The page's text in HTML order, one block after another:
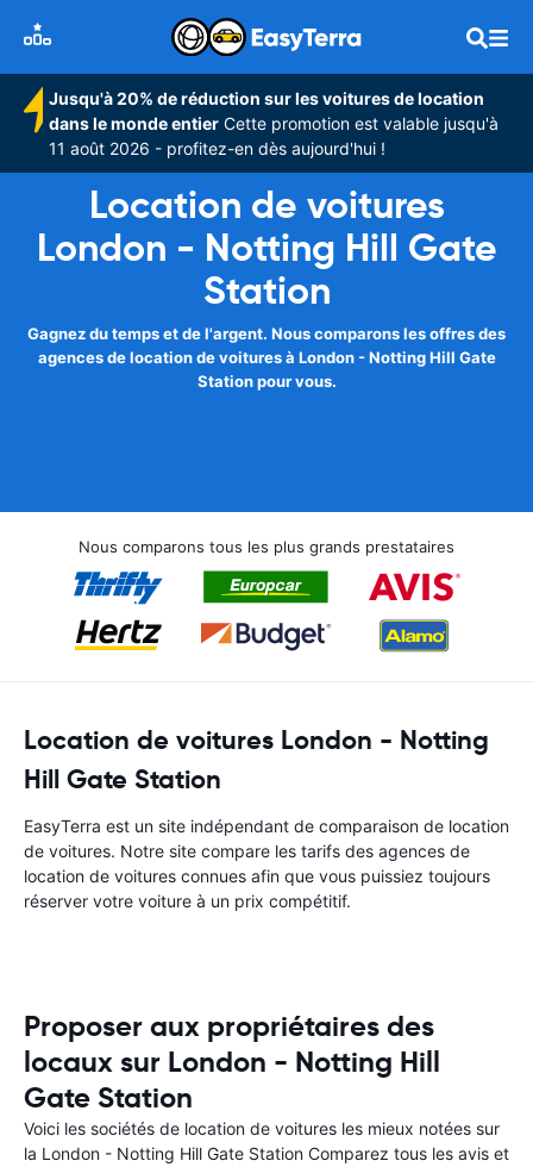
Jusqu'à 20% de réduction sur les voitures de location
dans le monde entier Cette promotion est valable jusqu'à
11 août 2026 - profitez-en dès aujourd'hui !
Location de voitures
London - Notting Hill Gate
Station
Gagnez du temps et de l'argent. Nous comparons les offres des
agences de location de voitures à London - Notting Hill Gate
Station pour vous.
Nous comparons tous les plus grands prestataires
Location de voitures London - Notting
Hill Gate Station
EasyTerra est un site indépendant de comparaison de location
de voitures. Notre site compare les tarifs des agences de
location de voitures connues afin que vous puissiez toujours
réserver votre voiture à un prix compétitif.
Proposer aux propriétaires des
locaux sur London - Notting Hill
Gate Station
Voici les sociétés de location de voitures les mieux notées sur
la London - Notting Hill Gate Station Comparez tous les avis et